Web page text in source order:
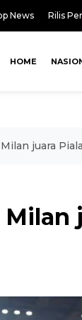
News Rilis
HOME
juara